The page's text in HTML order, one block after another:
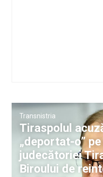
Transnistria
Tiraspolul
„deportat-o”
judecătoriei
Biroului de